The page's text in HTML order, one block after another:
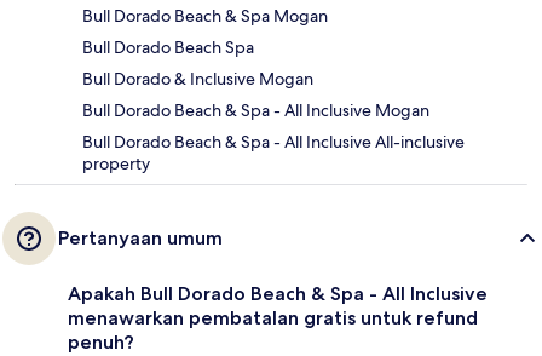
Bull Dorado Beach & Spa Mogan
Bull Dorado Beach Spa
Bull Dorado & Inclusive Mogan
Bull Dorado Beach & Spa - All Inclusive Mogan
Bull Dorado Beach & Spa - All Inclusive All-inclusive
property
Pertanyaan umum
Apakah Bull Dorado Beach & Spa - All Inclusive
menawarkan pembatalan gratis untuk refund
penuh?